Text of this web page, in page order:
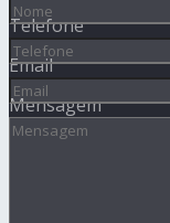
Telefone
Email
Mensagem